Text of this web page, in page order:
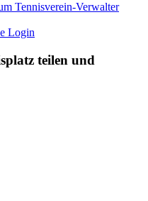
Tennisverein-Verwalter
Login
teilen und